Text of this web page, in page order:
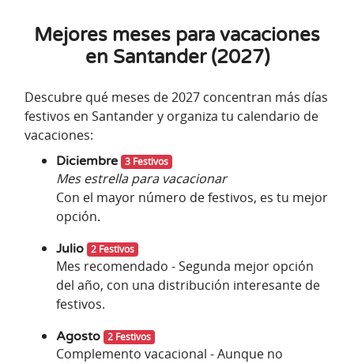
Mejores meses para vacaciones
en Santander (2027)
Descubre qué meses de 2027 concentran más días
festivos en Santander y organiza tu calendario de
vacaciones:
Diciembre 3 Festivos
Mes estrella para vacacionar
Con el mayor número de festivos, es tu mejor
opción.
Julio 2 Festivos
Mes recomendado - Segunda mejor opción
del año, con una distribución interesante de
festivos.
Agosto 2 Festivos
Complemento vacacional - Aunque no